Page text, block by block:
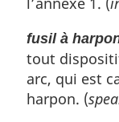
e
d
b
a
s
fusil à
tout
arc, qui est
harpon. (